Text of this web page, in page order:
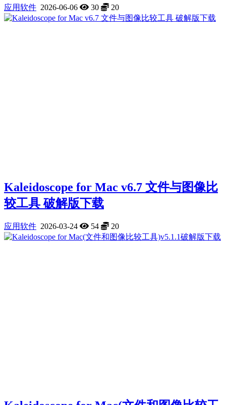
应用软件 2026-06-06 30 20
Kaleidoscope for Mac v6.7 文件与图像比
较工具 破解版下载
应用软件 2026-03-24 54 20